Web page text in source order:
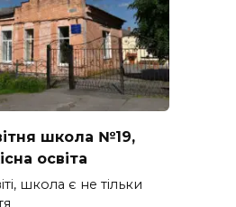
школа №19,
освіта
школа є не тільки